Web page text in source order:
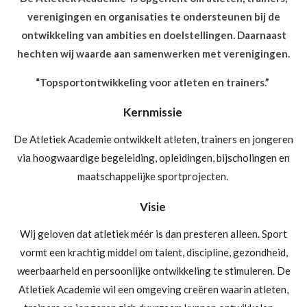
verenigingen en organisaties te ondersteunen bij de
ontwikkeling van ambities en doelstellingen. Daarnaast
hechten wij waarde aan samenwerken met verenigingen.
“Topsportontwikkeling voor atleten en trainers.”
Kernmissie
De Atletiek Academie ontwikkelt atleten, trainers en jongeren
via hoogwaardige begeleiding, opleidingen, bijscholingen en
maatschappelijke sportprojecten.
Visie
Wij geloven dat atletiek méér is dan presteren alleen. Sport
vormt een krachtig middel om talent, discipline, gezondheid,
weerbaarheid en persoonlijke ontwikkeling te stimuleren. De
Atletiek Academie wil een omgeving creëren waarin atleten,